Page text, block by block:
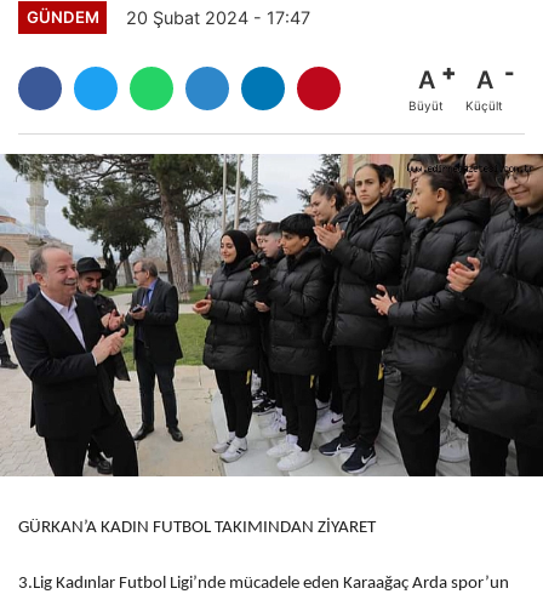
GÜNDEM 20 Şubat 2024 - 17:47
A
Büyüt
A
Küçült
GÜRKAN’A KADIN FUTBOL TAKIMINDAN ZİYARET
3.Lig Kadınlar Futbol Ligi’nde mücadele eden Karaağaç Arda spor’un